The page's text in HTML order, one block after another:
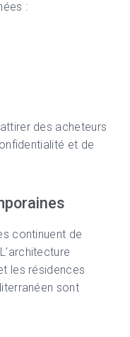
:
des acheteurs
et de
continuent de
les résidences
sont